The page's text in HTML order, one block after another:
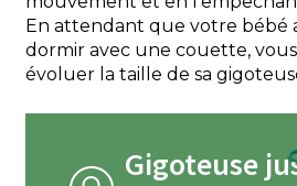
En attendant que votre bébé
dormir avec une couette,
évoluer la taille de sa
Gigoteuse